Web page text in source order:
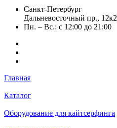
Санкт-Петербург
Дальневосточный пр., 12к2
Пн. – Вс.: с 12:00 до 21:00
Главная
Каталог
Оборудование для кайтсерфинга